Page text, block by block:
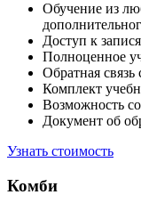
Обучение из
Доступ к
Полноценное
Обратная связь
Комплект
Возможность
Документ об
Узнать стоимость
Комби